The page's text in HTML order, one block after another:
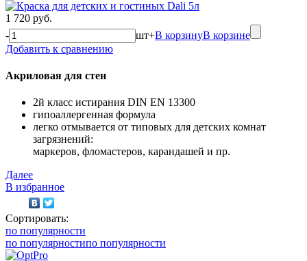
1 720 руб.
-
шт+В корзинуВ корзине
Добавить к сравнению
Акриловая для стен
2й класс истирания DIN EN 13300
гипоаллергенная формула
легко отмывается от типовых для детских комнат
загрязнений:
маркеров, фломастеров, карандашей и пр.
Далее
В избранное
Сортировать:
по популярности
по популярностипо популярности